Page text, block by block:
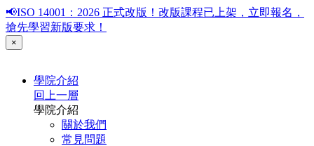
📢ISO 14001：2026 正式改版！改版課程已上架，立即報名，
搶先學習新版要求！
×
學院介紹
回上一層
學院介紹
關於我們
常見問題